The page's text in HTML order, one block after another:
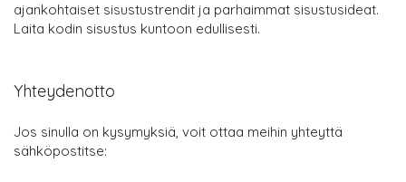
ajankohtaiset sisustustrendit ja parhaimmat sisustusideat.
Laita kodin sisustus kuntoon edullisesti.
Yhteydenotto
Jos sinulla on kysymyksiä, voit ottaa meihin yhteyttä
sähköpostitse: